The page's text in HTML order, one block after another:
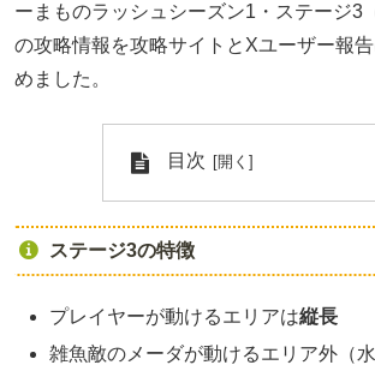
ーまものラッシュシーズン1・ステージ3
の攻略情報を攻略サイトとXユーザー報
めました。
目次
ステージ3の特徴
プレイヤーが動けるエリアは縦長
雑魚敵のメーダが動けるエリア外（